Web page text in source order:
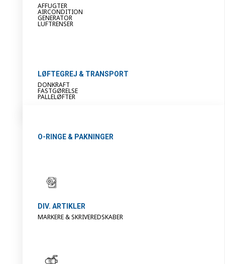
AFFUGTER
AIRCONDITION
GENERATOR
LUFTRENSER
LØFTEGREJ & TRANSPORT
DONKRAFT
FASTGØRELSE
PALLELØFTER
O-RINGE & PAKNINGER
DIV. ARTIKLER
MARKERE & SKRIVEREDSKABER